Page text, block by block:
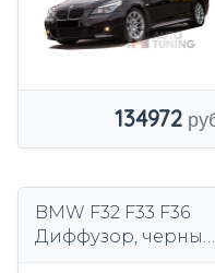
134972
BMW F32 F33 F36
Диффузор, черный